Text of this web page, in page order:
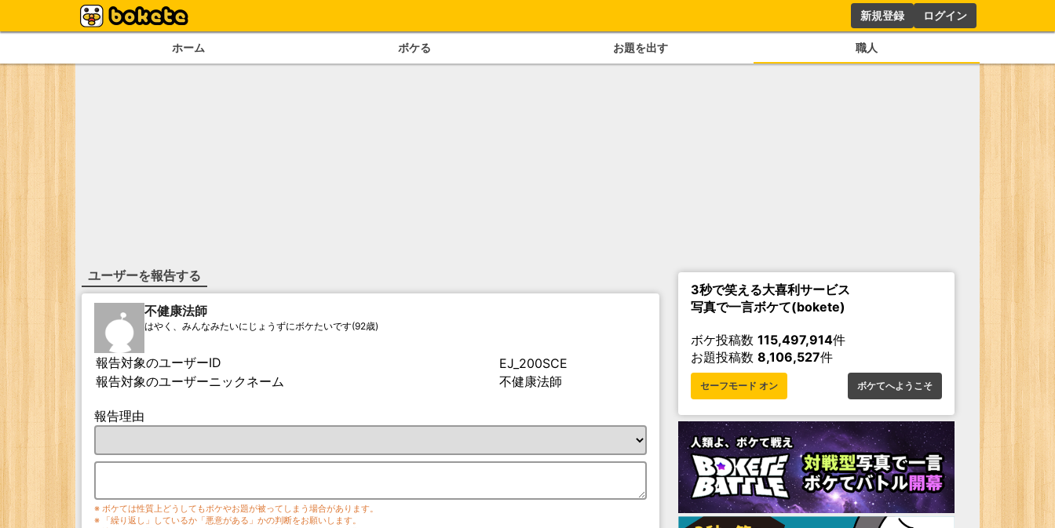
新規登録 ログイン
ホーム ボケる お題を出す 職人
ユーザーを報告する
不健康法師
はやく、みんなみたいにじょうずにボケたいです(92歳)
報告対象のユーザーID
EJ_200SCE
報告対象のユーザーニックネーム
不健康法師
報告理由
※ ボケては性質上どうしてもボケやお題が被ってしまう場合があります。
※ 「繰り返し」しているか「悪意がある」かの判断をお願いします。
3秒で笑える大喜利サービス
写真で一言ボケて(bokete)
ボケ投稿数 115,497,914件
お題投稿数 8,106,527件
セーフモード オン ボケてへようこそ